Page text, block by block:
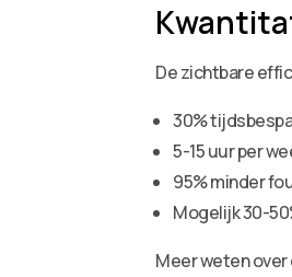
De zichtbare
30%
5-15 uur per
95% minder
Mogelijk 30-
Meer weten